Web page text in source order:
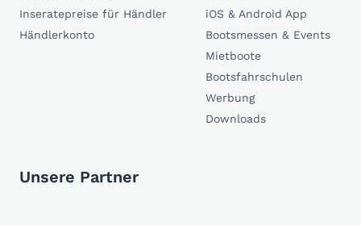
Inseratepreise für Händler
Händlerkonto
iOS & Android App
Bootsmessen & Events
Mietboote
Bootsfahrschulen
Werbung
Downloads
Unsere Partner